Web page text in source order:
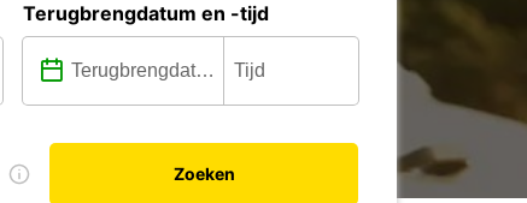
Terugbrengdatum en -tijd
Zoeken